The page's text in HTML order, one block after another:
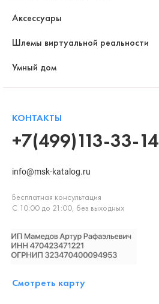
Аксессуары
Шлемы виртуальной реальности
Умный дом
КОНТАКТЫ
+7(499)113-33-14
info@msk-katalog.ru
Бесплатная консультация
С 10:00 до 21:00, без выходных
Смотреть карту